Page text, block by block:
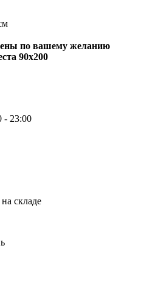
по вашему желанию
90х200
- 23:00
складе